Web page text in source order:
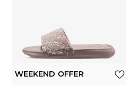
WEEKEND OFFER